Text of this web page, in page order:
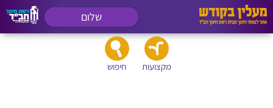
שלום
מקצועות חיפוש